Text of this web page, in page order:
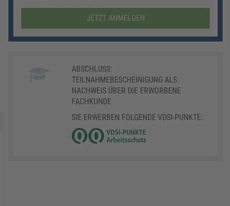
JETZT ANMELDEN
ABSCHLUSS:
TEILNAHMEBESCHEINIGUNG ALS
NACHWEIS ÜBER DIE ERWORBENE
FACHKUNDE
SIE ERWERBEN FOLGENDE VDSI-PUNKTE: